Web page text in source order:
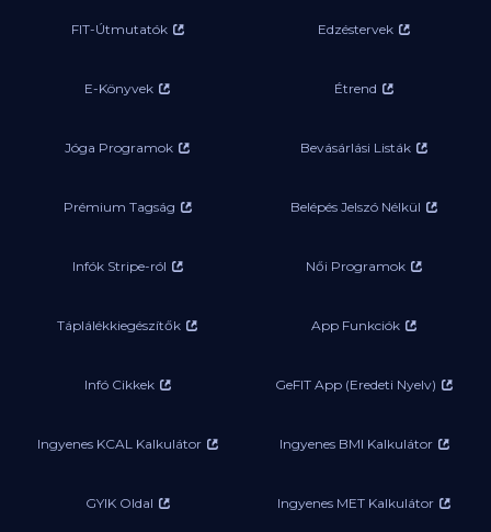
FIT-Útmutatók Edzéstervek
E-Könyvek Étrend
Jóga Programok Bevásárlási Listák
Prémium Tagság Belépés Jelszó Nélkül
Infók Stripe-ról Női Programok
Táplálékkiegészítők App Funkciók
Infó Cikkek GeFIT App (Eredeti Nyelv)
Ingyenes KCAL Kalkulátor Ingyenes BMI Kalkulátor
GYIK Oldal Ingyenes MET Kalkulátor